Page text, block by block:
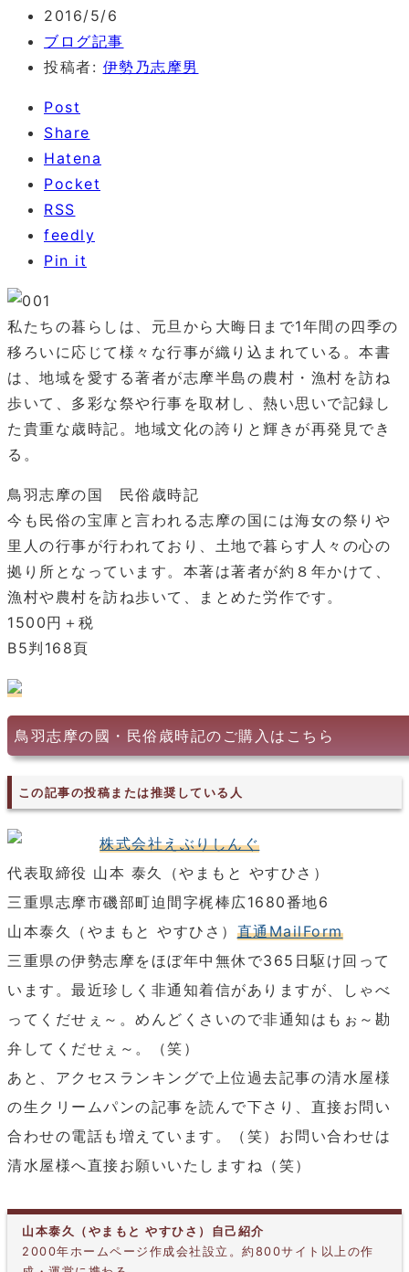
2016/5/6
ブログ記事
投稿者: 伊勢乃志摩男
Post
Share
Hatena
Pocket
RSS
feedly
Pin it
私たちの暮らしは、元旦から大晦日まで1年間の四季の
移ろいに応じて様々な行事が織り込まれている。本書
は、地域を愛する著者が志摩半島の農村・漁村を訪ね
歩いて、多彩な祭や行事を取材し、熱い思いで記録し
た貴重な歳時記。地域文化の誇りと輝きが再発見でき
る。
鳥羽志摩の国 民俗歳時記
今も民俗の宝庫と言われる志摩の国には海女の祭りや
里人の行事が行われており、土地で暮らす人々の心の
拠り所となっています。本著は著者が約８年かけて、
漁村や農村を訪ね歩いて、まとめた労作です。
1500円＋税
B5判168頁
鳥羽志摩の國・民俗歳時記のご購入はこちら
この記事の投稿または推奨している人
株式会社えぶりしんぐ
代表取締役 山本 泰久（やまもと やすひさ）
三重県志摩市磯部町迫間字梶棒広1680番地6
山本泰久（やまもと やすひさ） 直通MailForm
三重県の伊勢志摩をほぼ年中無休で365日駆け回って
います。最近珍しく非通知着信がありますが、しゃべ
ってくだせぇ～。めんどくさいので非通知はもぉ～勘
弁してくだせぇ～。（笑）
あと、アクセスランキングで上位過去記事の清水屋様
の生クリームパンの記事を読んで下さり、直接お問い
合わせの電話も増えています。（笑）お問い合わせは
清水屋様へ直接お願いいたしますね（笑）
山本泰久（やまもと やすひさ）自己紹介
2000年ホームページ作成会社設立。約800サイト以上の作